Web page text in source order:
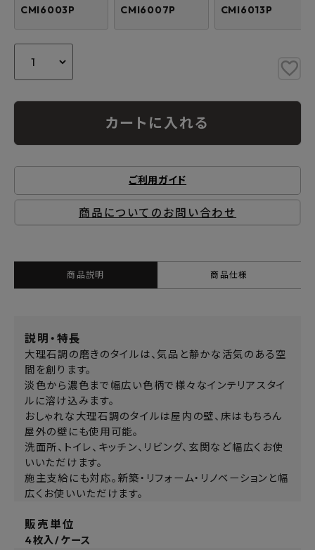
CMI6003P CMI6007P CMI6013P
カートに入れる
ご利用ガイド
商品についてのお問い合わせ
商品説明 商品仕様
説明・特長
大理石調の磨きのタイルは、気品と静かな活気のある空
間を創ります。
淡色から濃色まで幅広い色柄で様々なインテリアスタイ
ルに溶け込みます。
おしゃれな大理石調のタイルは屋内の壁、床はもちろん
屋外の壁にも使用可能。
洗面所、トイレ、キッチン、リビング、玄関など幅広くお使
いいただけます。
施主支給にも対応。新築・リフォーム・リノベーションと幅
広くお使いいただけます。
販売単位
4枚入/ケース